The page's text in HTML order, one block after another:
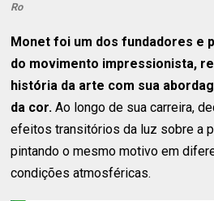
Ro
Monet foi um dos fundadores e
do movimento impressionista,
história da arte com sua
da cor.Ao longo de sua carreira,
efeitos transitórios da luz sobre a
pintando o mesmo motivo em
condições atmosféricas.